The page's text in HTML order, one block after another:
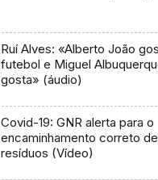
Ruí Alves: «Alberto João
futebol e Miguel
gosta» (áudio)
Covid-19: GNR alerta para o
encaminhamento correto de
resíduos (Vídeo)